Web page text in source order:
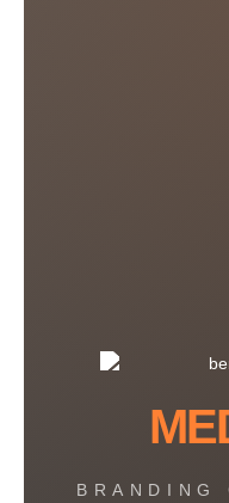
BRANDING